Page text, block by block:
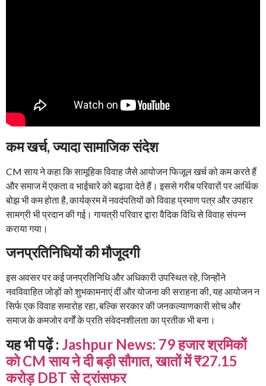
कम खर्च, ज्यादा सामाजिक संदेश
CM साय ने कहा कि सामूहिक विवाह जैसे आयोजन फिजूल खर्च को कम करते हैं
और समाज में एकता व भाईचारे को बढ़ावा देते हैं। इससे गरीब परिवारों पर आर्थिक
बोझ भी कम होता है, कार्यक्रम में नवदंपतियों को विवाह प्रमाण पत्र और उपहार
सामग्री भी प्रदान की गई। गायत्री परिवार द्वारा वैदिक विधि से विवाह संपन्न
कराया गया।
जनप्रतिनिधियों की मौजूदगी
इस अवसर पर कई जनप्रतिनिधि और अधिकारी उपस्थित रहे, जिन्होंने
नवविवाहित जोड़ों को शुभकामनाएं दीं और योजना की सराहना की, यह आयोजन न
सिर्फ एक विवाह समारोह रहा, बल्कि सरकार की जनकल्याणकारी सोच और
समाज के कमजोर वर्गों के प्रति संवेदनशीलता का प्रतीक भी बना।
यह भी पढ़ें : Jashpur News: 79 हजार श्रमिकों
को CM साय ने दी बड़ी सौगात, खातों में ₹27.15
करोड़ DBT से ट्रांसफर